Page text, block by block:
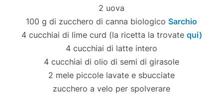
2 uova
100 g di zucchero di canna biologico Sarchio
4 cucchiai di lime curd (la ricetta la trovate qui)
4 cucchiai di latte intero
4 cucchiai di olio di semi di girasole
2 mele piccole lavate e sbucciate
zucchero a velo per spolverare